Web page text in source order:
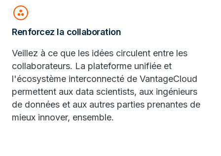
group_work
Renforcez la collaboration
Veillez à ce que les idées circulent entre les
collaborateurs. La plateforme unifiée et
l'écosystème interconnecté de VantageCloud
permettent aux data scientists, aux ingénieurs
de données et aux autres parties prenantes de
mieux innover, ensemble.